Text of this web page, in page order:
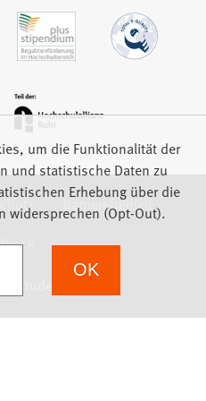
Barrierefreiheit
um die Funktionalität der
und statistische Daten zu
Erhebung über die
widersprechen (Opt-Out).
OK